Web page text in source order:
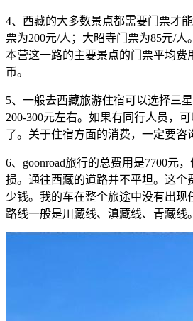
4、西藏的大多数景点都需要门票才
票为200元/人；大昭寺门票为85元/
本营这一路的主要景点的门票平均费
币。
5、一般去西藏旅游住宿可以选择三
200-300元左右。如果有同行人员，
了。关于住宿方面的消费，一定要咨
6、goonroad旅行的总费用是7700元
损。通往西藏的道路并不平坦。这个
少钱。我的车在整个旅途中没有出现
路线一般是川藏线、滇藏线、青藏线。